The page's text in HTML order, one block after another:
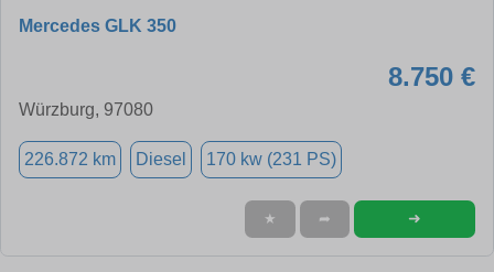
Mercedes GLK 350
8.750 €
Würzburg, 97080
226.872 km Diesel 170 kw (231 PS)
★ ➦ ➜